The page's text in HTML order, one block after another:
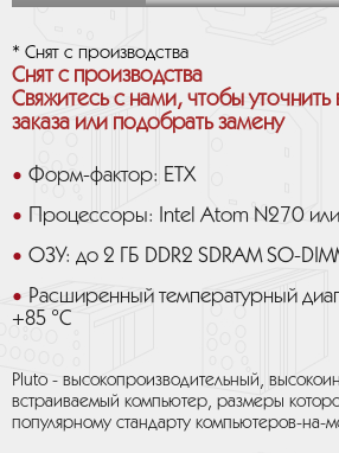
* Снят с производства
Снят с производства
Свяжитесь с нами, чтобы
заказа или подобрать замену
Форм-фактор: ETX
Процессоры: Intel Atom N270
ОЗУ: до 2 ГБ DDR2 SDRAM SO-
Расширенный температурный
+85 °С
Pluto - высокопроизводительный,
встраиваемый компьютер, размеры
популярному стандарту компьютеров-на-